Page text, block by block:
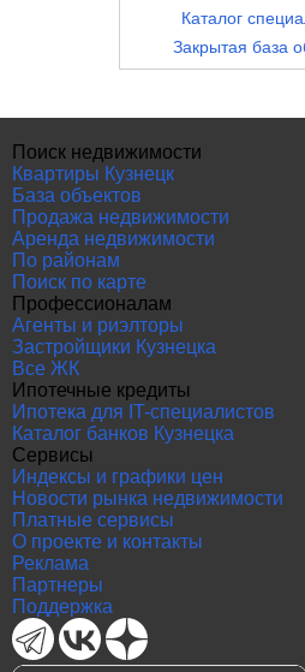
Каталог
Закрытая база
Поиск недвижимости
Квартиры Кузнецк
База объектов
Продажа недвижимости
Аренда недвижимости
По районам
Поиск по карте
Профессионалам
Агенты и риэлторы
Застройщики Кузнецка
Все ЖК
Ипотечные кредиты
Ипотека для IT-специалистов
Каталог банков Кузнецка
Сервисы
Индексы и графики цен
Новости рынка недвижимости
Платные сервисы
О проекте и контакты
Реклама
Партнеры
Поддержка